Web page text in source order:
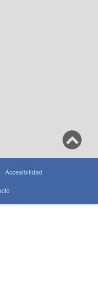
Accesibilidad